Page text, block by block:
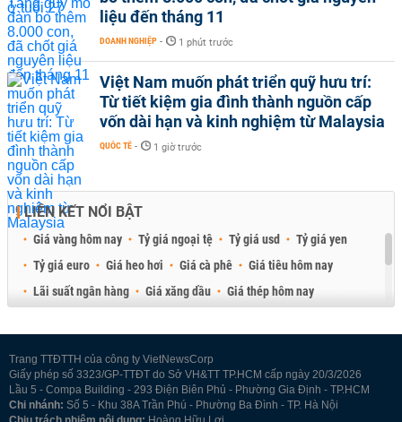
liệu đến tháng 11
DOANH NGHIỆP - 1 phút trước
Việt Nam muốn phát triển quỹ hưu trí:
Từ tiết kiệm gia đình thành nguồn cấp
vốn dài hạn và kinh nghiệm từ Malaysia
QUỐC TẾ - 1 giờ trước
LIÊN KẾT NỔI BẬT
Giá vàng hôm nay Tỷ giá ngoại tệ Tỷ giá usd
Tỷ giá yen
Tỷ giá euro
Giá heo hơi Giá cà phê
Giá tiêu hôm nay
Lãi suất ngân hàng
Giá xăng dầu
Giá thép hôm nay
Trang TTĐTTH của công ty VietNewsCorp
Giấy phép số 3323/GP-TTĐT do Sở VH&TT TP.HCM cấp ngày 20/3/2026
Lầu 5 - Compa Building - 293 Điện Biên Phủ - Phường Gia Định - TP.HCM
Chi nhánh: Số 5 - Khu 38A Trần Phú - Phường Ba Đình - TP. Hà Nội